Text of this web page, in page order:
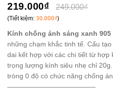
219.000₫ 249.000₫
(Tiết kiệm: 30.000₫)
Kính chống ánh sáng xanh 905
những chạm khắc tinh tế. Cấu
dai kết hợp với các chi tiết từ hợp
trọng lượng kính siêu nhẹ chỉ
tròng 0 độ có chức năng chống